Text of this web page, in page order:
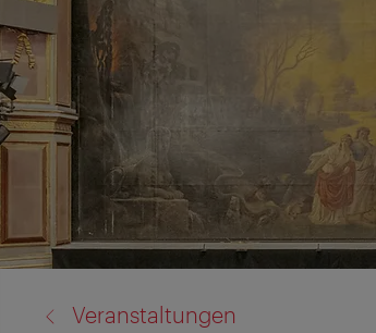
Veranstaltungen